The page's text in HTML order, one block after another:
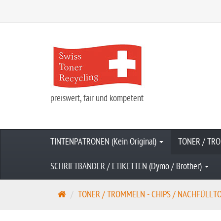
preiswert, fair und kompetent
TINTENPATRONEN (Kein Original) TONER /
SCHRIFTBÄNDER / ETIKETTEN (Dymo / Brother)
S
TONER / TROMMELN - CHIPS /